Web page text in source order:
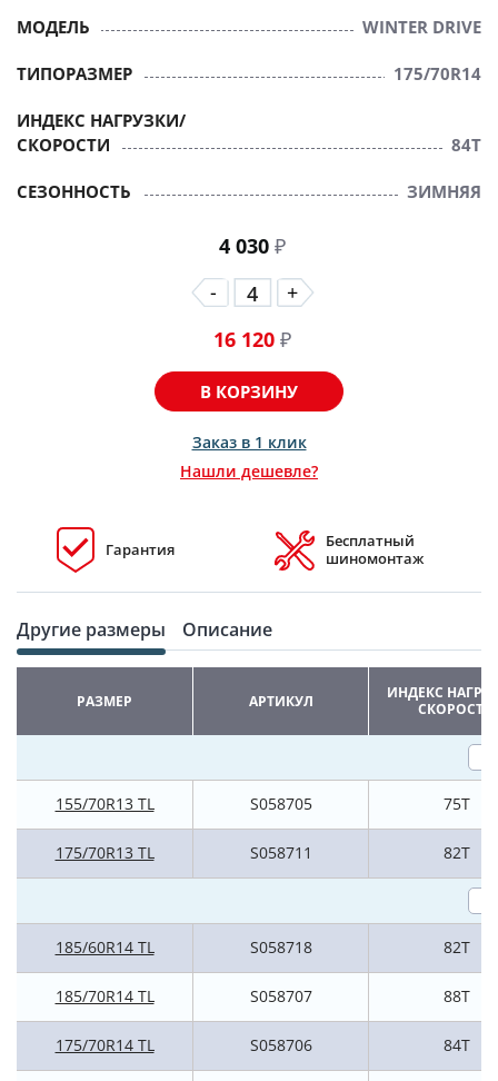
МОДЕЛЬ WINTER DRIVE
ТИПОРАЗМЕР 175/70R14
ИНДЕКС НАГРУЗКИ/
СКОРОСТИ
84T
СЕЗОННОСТЬ ЗИМНЯЯ
4 030₽
-
+
16 120 ₽
В КОРЗИНУ
Заказ в 1 клик
Нашли дешевле?
Гарантия
Бесплатный
шиномонтаж
Другие размеры Описание
РАЗМЕР АРТИКУЛ
ИНДЕКС
СКОРОСТИ
155/70R13 TL S058705 75T
175/70R13 TL S058711 82T
185/60R14 TL S058718 82T
185/70R14 TL S058707 88T
175/70R14 TL S058706 84T